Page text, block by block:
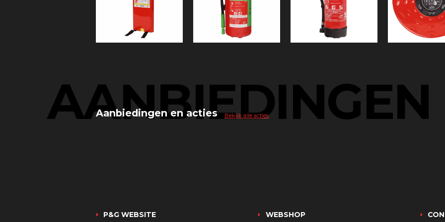
Aanbiedingen en acties
AANBIEDINGEN
Bekijk alle acties
P&G WEBSITE WEBSHOP